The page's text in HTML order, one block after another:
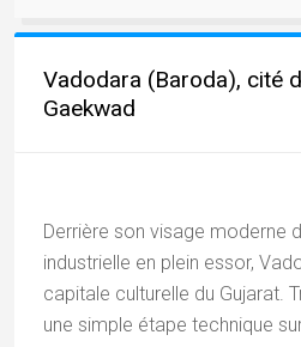
Vadodara (Baroda), cité
Gaekwad
Derrière son visage moderne
industrielle en plein essor,
capitale culturelle du Gujarat.
une simple étape technique